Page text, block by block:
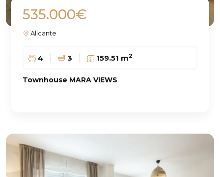
535.000€
Alicante
4 3 159.51 m2
Townhouse MARA VIEWS